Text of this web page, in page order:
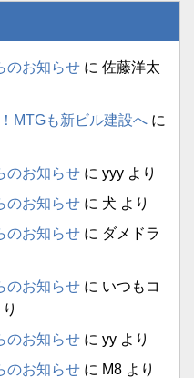
のお知らせ に 佐藤洋太
MTGも新ビル建設へ に
のお知らせ に yyy より
のお知らせ に 犬 より
のお知らせ に ダメドラ
のお知らせ に いつもコ
のお知らせ に yy より
のお知らせ に M8 より